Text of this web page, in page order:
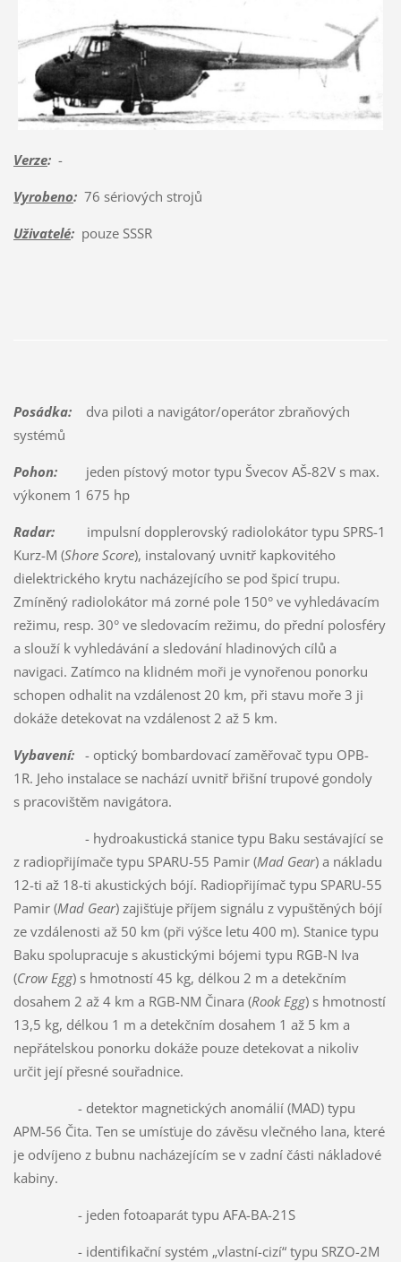
Verze:-
Vyrobeno:76 sériových strojů
Uživatelé:pouze SSSR
Posádka:dva piloti a navigátor/operátor zbraňových
systémů
Pohon:jeden pístový motor typu Švecov AŠ-82V s max.
výkonem 1 675 hp
Radar:impulsní dopplerovský radiolokátor typu SPRS-1
Kurz-M (Shore Score), instalovaný uvnitř kapkovitého
dielektrického krytu nacházejícího se pod špicí trupu.
Zmíněný radiolokátor má zorné pole 150° ve vyhledávacím
režimu, resp. 30° ve sledovacím režimu, do přední polosféry
a slouží k vyhledávání a sledování hladinových cílů a
navigaci. Zatímco na klidném moři je vynořenou ponorku
schopen odhalit na vzdálenost 20 km, při stavu moře 3 ji
dokáže detekovat na vzdálenost 2 až 5 km.
Vybavení:- optický bombardovací zaměřovač typu OPB-
1R. Jeho instalace se nachází uvnitř břišní trupové gondoly
s pracovištěm navigátora.
- hydroakustická stanice typu Baku sestávající se
z radiopřijímače typu SPARU-55 Pamir (Mad Gear) a nákladu
12-ti až 18-ti akustických bójí. Radiopřijímač typu SPARU-55
Pamir (Mad Gear) zajišťuje příjem signálu z vypuštěných bójí
ze vzdálenosti až 50 km (při výšce letu 400 m). Stanice typu
Baku spolupracuje s akustickými bójemi typu RGB-N Iva
(Crow Egg) s hmotností 45 kg, délkou 2 m a detekčním
dosahem 2 až 4 km a RGB-NM Činara (Rook Egg) s hmotností
13,5 kg, délkou 1 m a detekčním dosahem 1 až 5 km a
nepřátelskou ponorku dokáže pouze detekovat a nikoliv
určit její přesné souřadnice.
- detektor magnetických anomálií (MAD) typu
APM-56 Čita. Ten se umísťuje do závěsu vlečného lana, které
je odvíjeno z bubnu nacházejícím se v zadní části nákladové
kabiny.
- jeden fotoaparát typu AFA-BA-21S
- identifikační systém „vlastní-cizí“ typu SRZO-2M